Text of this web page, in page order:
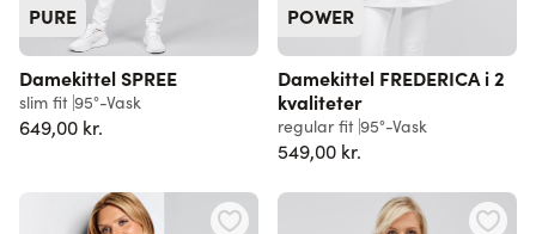
PURE
Damekittel SPREE
slim fit 95°-Vask
649,00 kr.
POWER
Damekittel FREDERICA i 2
kvaliteter
regular fit 95°-Vask
549,00 kr.